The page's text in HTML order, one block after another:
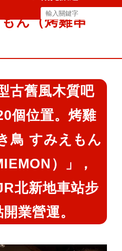
搜
尋
鍵
ん（烤雞串
古舊風木質吧
個位置。烤雞
鳥 すみえもん
）」，
北新地車站步
業營運。